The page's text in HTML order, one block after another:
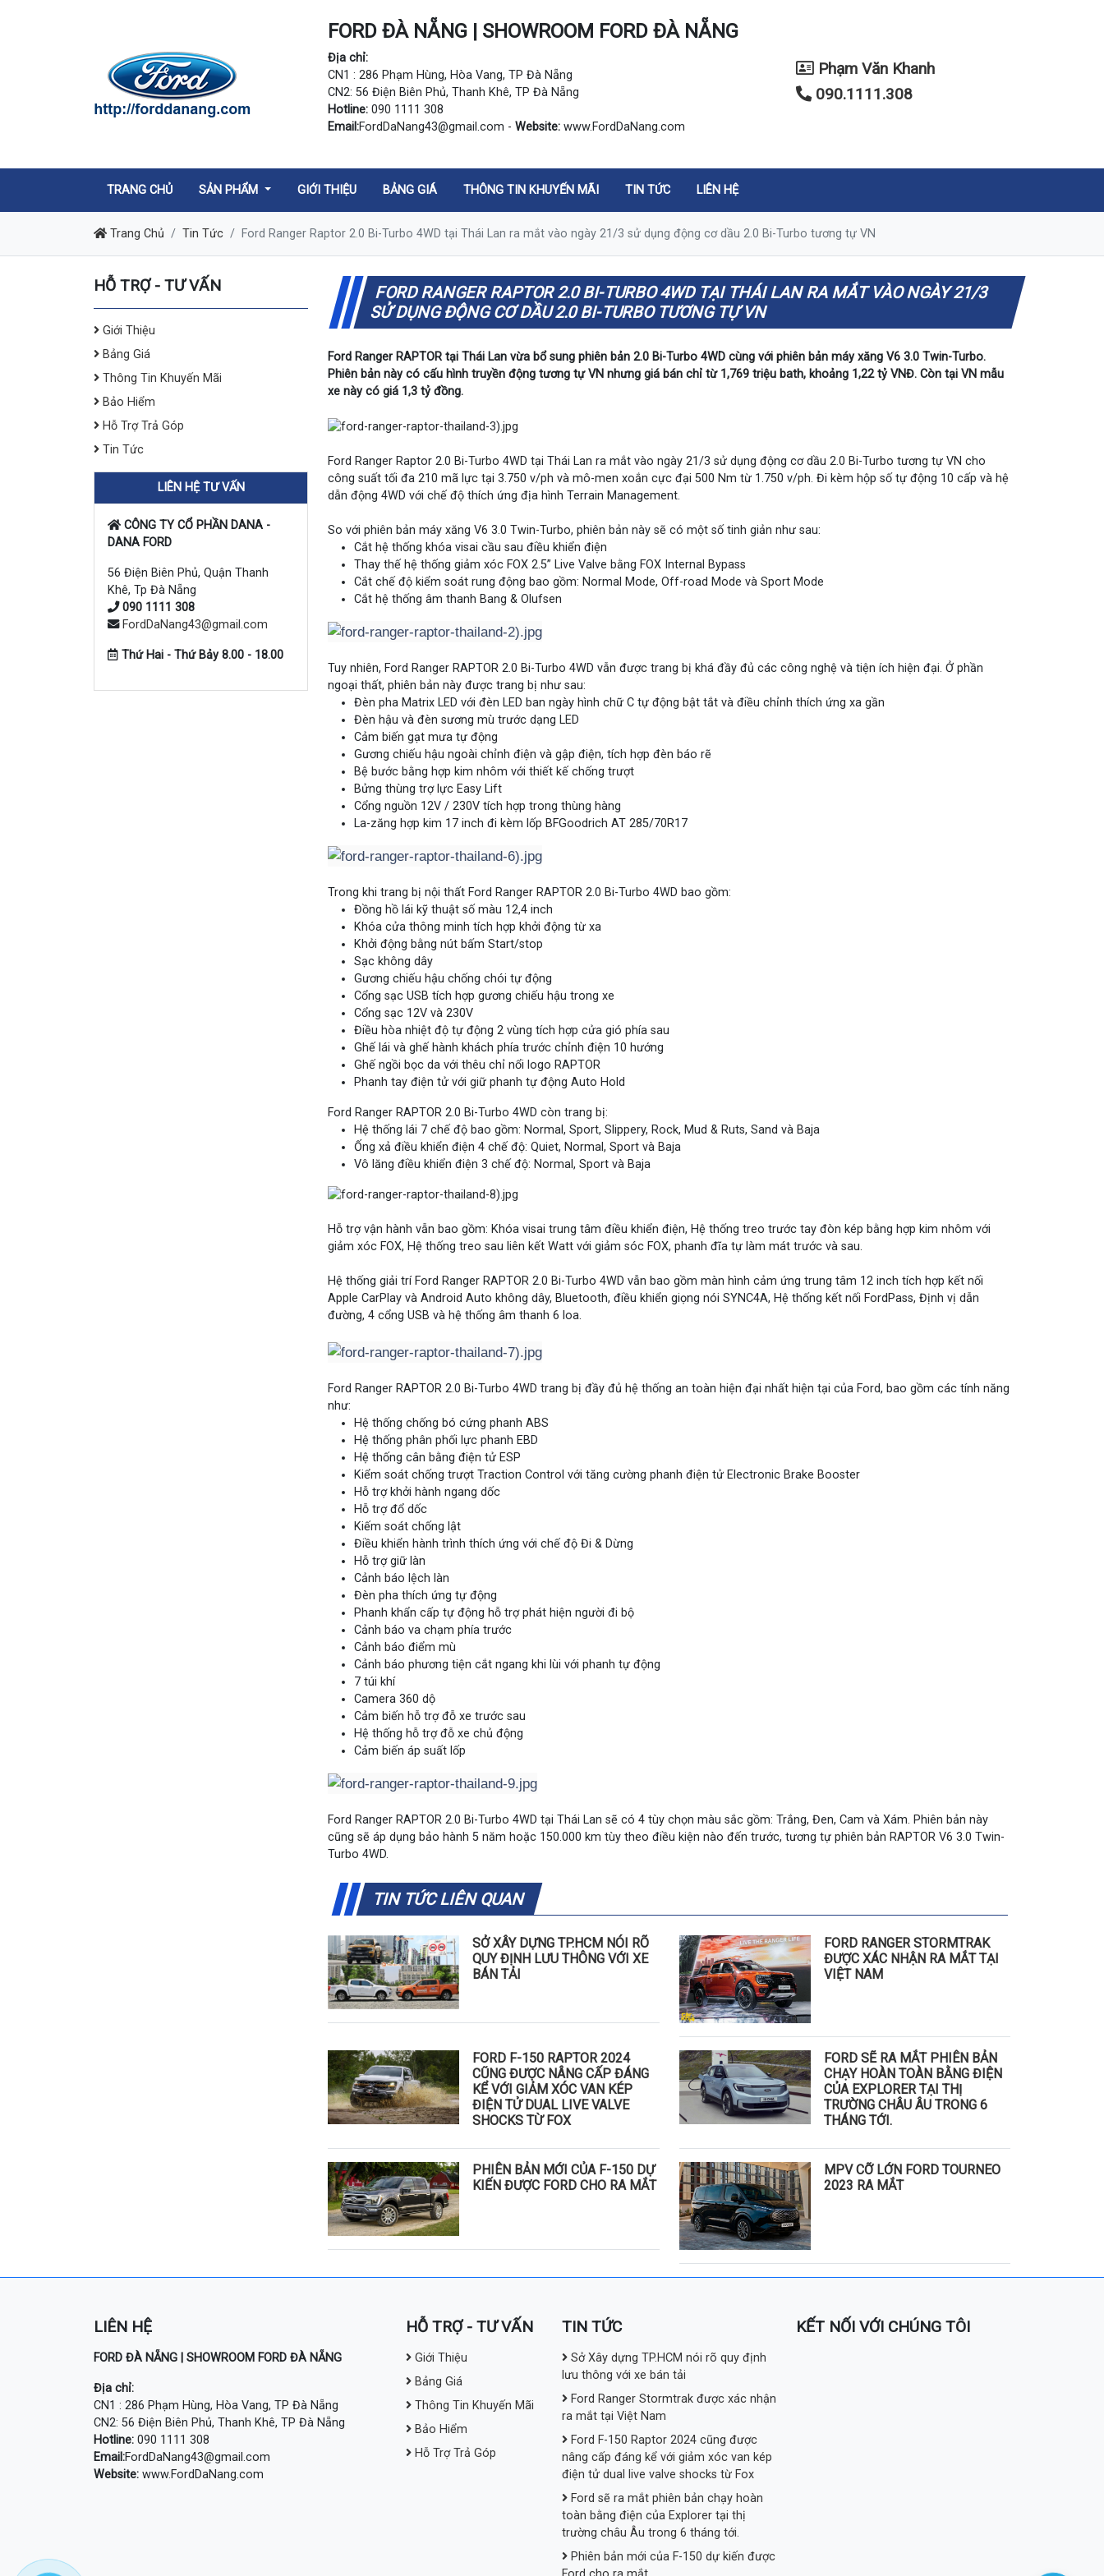
FORD ĐÀ NẴNG | SHOWROOM FORD ĐÀ NẴNG
Địa chỉ:
CN1 : 286 Phạm Hùng, Hòa Vang, TP Đà Nẵng
CN2: 56 Điện Biên Phủ, Thanh Khê, TP Đà Nẵng
Hotline: 090 1111 308
Email:FordDaNang43@gmail.com - Website: www.FordDaNang.com
Phạm Văn Khanh
090.1111.308
TRANG CHỦ SẢN PHẨM GIỚI THIỆU BẢNG GIÁ THÔNG TIN KHUYẾN MÃI TIN TỨC LIÊN HỆ
Trang Chủ Tin Tức Ford Ranger Raptor 2.0 Bi-Turbo 4WD tại Thái Lan ra mắt vào ngày 21/3 sử dụng động cơ dầu 2.0 Bi-Turbo tương tự VN
FORD RANGER RAPTOR 2.0 BI-TURBO 4WD TẠI THÁI LAN RA MẮT VÀO NGÀY 21/3
SỬ DỤNG ĐỘNG CƠ DẦU 2.0 BI-TURBO TƯƠNG TỰ VN
Ford Ranger RAPTOR tại Thái Lan vừa bổ sung phiên bản 2.0 Bi-Turbo 4WD cùng với phiên bản máy xăng V6 3.0 Twin-Turbo.
Phiên bản này có cấu hình truyền động tương tự VN nhưng giá bán chỉ từ 1,769 triệu bath, khoảng 1,22 tỷ VNĐ. Còn tại VN mẫu
xe này có giá 1,3 tỷ đồng.
Ford Ranger Raptor 2.0 Bi-Turbo 4WD tại Thái Lan ra mắt vào ngày 21/3 sử dụng động cơ dầu 2.0 Bi-Turbo tương tự VN cho
công suất tối đa 210 mã lực tại 3.750 v/ph và mô-men xoắn cực đại 500 Nm từ 1.750 v/ph. Đi kèm hộp số tự động 10 cấp và hệ
dẫn động 4WD với chế độ thích ứng địa hình Terrain Management.
So với phiên bản máy xăng V6 3.0 Twin-Turbo, phiên bản này sẽ có một số tinh giản như sau:
Cắt hệ thống khóa visai cầu sau điều khiển điện
Thay thế hệ thống giảm xóc FOX 2.5” Live Valve bằng FOX Internal Bypass
Cắt chế độ kiểm soát rung động bao gồm: Normal Mode, Off-road Mode và Sport Mode
Cắt hệ thống âm thanh Bang & Olufsen
Tuy nhiên, Ford Ranger RAPTOR 2.0 Bi-Turbo 4WD vẫn được trang bị khá đầy đủ các công nghệ và tiện ích hiện đại. Ở phần
ngoại thất, phiên bản này được trang bị như sau:
Đèn pha Matrix LED với đèn LED ban ngày hình chữ C tự động bật tắt và điều chỉnh thích ứng xa gần
Đèn hậu và đèn sương mù trước dạng LED
Cảm biến gạt mưa tự động
Gương chiếu hậu ngoài chỉnh điện và gập điện, tích hợp đèn báo rẽ
Bệ bước bằng hợp kim nhôm với thiết kế chống trượt
Bửng thùng trợ lực Easy Lift
Cổng nguồn 12V / 230V tích hợp trong thùng hàng
La-zăng hợp kim 17 inch đi kèm lốp BFGoodrich AT 285/70R17
Trong khi trang bị nội thất Ford Ranger RAPTOR 2.0 Bi-Turbo 4WD bao gồm:
Đồng hồ lái kỹ thuật số màu 12,4 inch
Khóa cửa thông minh tích hợp khởi động từ xa
Khởi động bằng nút bấm Start/stop
Sạc không dây
Gương chiếu hậu chống chói tự động
Cổng sạc USB tích hợp gương chiếu hậu trong xe
Cổng sạc 12V và 230V
Điều hòa nhiệt độ tự động 2 vùng tích hợp cửa gió phía sau
Ghế lái và ghế hành khách phía trước chỉnh điện 10 hướng
Ghế ngồi bọc da với thêu chỉ nổi logo RAPTOR
Phanh tay điện tử với giữ phanh tự động Auto Hold
Ford Ranger RAPTOR 2.0 Bi-Turbo 4WD còn trang bị:
Hệ thống lái 7 chế độ bao gồm: Normal, Sport, Slippery, Rock, Mud & Ruts, Sand và Baja
Ống xả điều khiển điện 4 chế độ: Quiet, Normal, Sport và Baja
Vô lăng điều khiển điện 3 chế độ: Normal, Sport và Baja
Hỗ trợ vận hành vẫn bao gồm: Khóa visai trung tâm điều khiển điện, Hệ thống treo trước tay đòn kép bằng hợp kim nhôm với
giảm xóc FOX, Hệ thống treo sau liên kết Watt với giảm sóc FOX, phanh đĩa tự làm mát trước và sau.
Hệ thống giải trí Ford Ranger RAPTOR 2.0 Bi-Turbo 4WD vẫn bao gồm màn hình cảm ứng trung tâm 12 inch tích hợp kết nối
Apple CarPlay và Android Auto không dây, Bluetooth, điều khiển giọng nói SYNC4A, Hệ thống kết nối FordPass, Định vị dẫn
đường, 4 cổng USB và hệ thống âm thanh 6 loa.
Ford Ranger RAPTOR 2.0 Bi-Turbo 4WD trang bị đầy đủ hệ thống an toàn hiện đại nhất hiện tại của Ford, bao gồm các tính năng
như:
Hệ thống chống bó cứng phanh ABS
Hệ thống phân phối lực phanh EBD
Hệ thống cân bằng điện tử ESP
Kiểm soát chống trượt Traction Control với tăng cường phanh điện tử Electronic Brake Booster
Hỗ trợ khởi hành ngang dốc
Hỗ trợ đổ dốc
Kiếm soát chống lật
Điều khiển hành trình thích ứng với chế độ Đi & Dừng
Hỗ trợ giữ làn
Cảnh báo lệch làn
Đèn pha thích ứng tự động
Phanh khẩn cấp tự động hỗ trợ phát hiện người đi bộ
Cảnh báo va chạm phía trước
Cảnh báo điểm mù
Cảnh báo phương tiện cắt ngang khi lùi với phanh tự động
7 túi khí
Camera 360 dộ
Cảm biến hỗ trợ đỗ xe trước sau
Hệ thống hỗ trợ đỗ xe chủ động
Cảm biến áp suất lốp
Ford Ranger RAPTOR 2.0 Bi-Turbo 4WD tại Thái Lan sẽ có 4 tùy chọn màu sắc gồm: Trắng, Đen, Cam và Xám. Phiên bản này
cũng sẽ áp dụng bảo hành 5 năm hoặc 150.000 km tùy theo điều kiện nào đến trước, tương tự phiên bản RAPTOR V6 3.0 Twin-
Turbo 4WD.
TIN TỨC LIÊN QUAN
SỞ XÂY DỰNG TP.HCM NÓI RÕ
QUY ĐỊNH LƯU THÔNG VỚI XE
BÁN TẢI
FORD RANGER STORMTRAK
ĐƯỢC XÁC NHẬN RA MẮT TẠI
VIỆT NAM
FORD F-150 RAPTOR 2024
CŨNG ĐƯỢC NÂNG CẤP ĐÁNG
KỂ VỚI GIẢM XÓC VAN KÉP
ĐIỆN TỬ DUAL LIVE VALVE
SHOCKS TỪ FOX
FORD SẼ RA MẮT PHIÊN BẢN
CHẠY HOÀN TOÀN BẰNG ĐIỆN
CỦA EXPLORER TẠI THỊ
TRƯỜNG CHÂU ÂU TRONG 6
THÁNG TỚI.
PHIÊN BẢN MỚI CỦA F-150 DỰ
KIẾN ĐƯỢC FORD CHO RA MẮT
MPV CỠ LỚN FORD TOURNEO
2023 RA MẮT
HỖ TRỢ - TƯ VẤN
Giới Thiệu
Bảng Giá
Thông Tin Khuyến Mãi
Bảo Hiểm
Hỗ Trợ Trả Góp
Tin Tức
LIÊN HỆ TƯ VẤN
CÔNG TY CỔ PHẦN DANA -
DANA FORD
56 Điện Biên Phủ, Quận Thanh
Khê, Tp Đà Nẵng
090 1111 308
FordDaNang43@gmail.com
Thứ Hai - Thứ Bảy 8.00 - 18.00
LIÊN HỆ
FORD ĐÀ NẴNG | SHOWROOM FORD ĐÀ NẴNG
Địa chỉ:
CN1 : 286 Phạm Hùng, Hòa Vang, TP Đà Nẵng
CN2: 56 Điện Biên Phủ, Thanh Khê, TP Đà Nẵng
Hotline: 090 1111 308
Email:FordDaNang43@gmail.com
Website: www.FordDaNang.com
HỖ TRỢ - TƯ VẤN
Giới Thiệu
Bảng Giá
Thông Tin Khuyến Mãi
Bảo Hiểm
Hỗ Trợ Trả Góp
TIN TỨC
Sở Xây dựng TP.HCM nói rõ quy định
lưu thông với xe bán tải
Ford Ranger Stormtrak được xác nhận
ra mắt tại Việt Nam
Ford F-150 Raptor 2024 cũng được
nâng cấp đáng kể với giảm xóc van kép
điện tử dual live valve shocks từ Fox
Ford sẽ ra mắt phiên bản chạy hoàn
toàn bằng điện của Explorer tại thị
trường châu Âu trong 6 tháng tới.
Phiên bản mới của F-150 dự kiến được
KẾT NỐI VỚI CHÚNG TÔI